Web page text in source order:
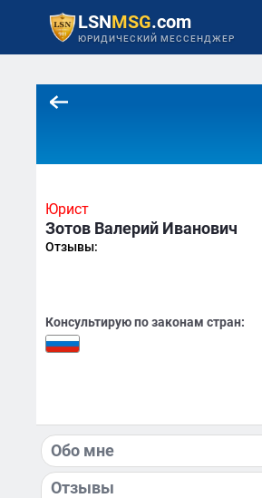
LSNMSG.com
ЮРИДИЧЕСКИЙ МЕССЕНДЖЕР
Юрист
Зотов Валерий Иванович
Отзывы:
Консультирую по законам стран:
Обо мне
Отзывы